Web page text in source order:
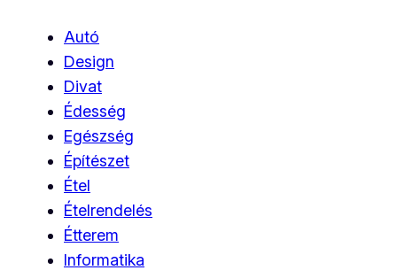
Autó
Design
Divat
Édesség
Egészség
Építészet
Étel
Ételrendelés
Étterem
Informatika